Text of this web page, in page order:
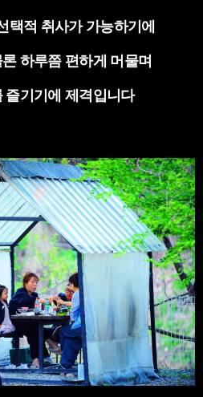
택적 취사가 가능하기에
하루쯤 편하게 머물며
즐기기에 제격입니다